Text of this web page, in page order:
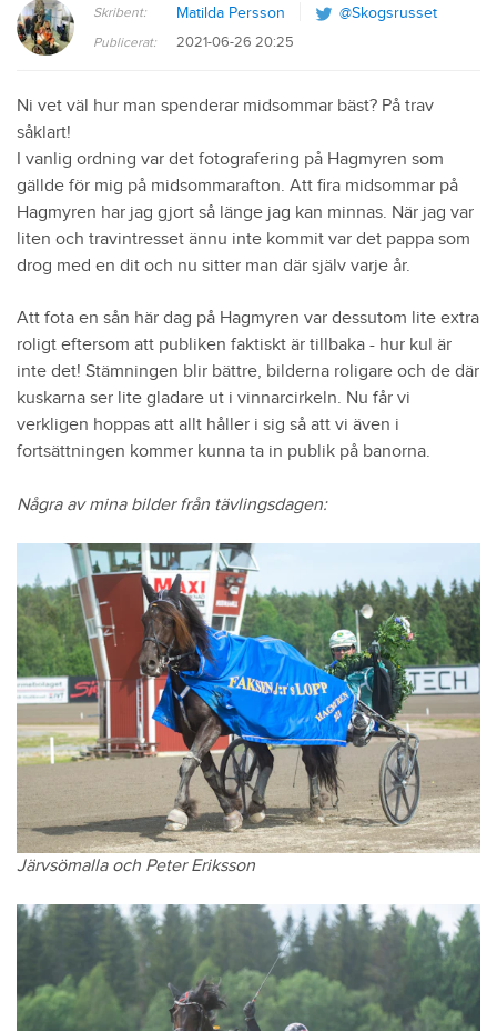
Skribent: Matilda Persson @Skogsrusset
Publicerat: 2021-06-26 20:25
Ni vet väl hur man spenderar midsommar bäst? På trav
såklart!
I vanlig ordning var det fotografering på Hagmyren som
gällde för mig på midsommarafton. Att fira midsommar på
Hagmyren har jag gjort så länge jag kan minnas. När jag var
liten och travintresset ännu inte kommit var det pappa som
drog med en dit och nu sitter man där själv varje år.
Att fota en sån här dag på Hagmyren var dessutom lite extra
roligt eftersom att publiken faktiskt är tillbaka - hur kul är
inte det! Stämningen blir bättre, bilderna roligare och de där
kuskarna ser lite gladare ut i vinnarcirkeln. Nu får vi
verkligen hoppas att allt håller i sig så att vi även i
fortsättningen kommer kunna ta in publik på banorna.
Några av mina bilder från tävlingsdagen:
Järvsömalla och Peter Eriksson